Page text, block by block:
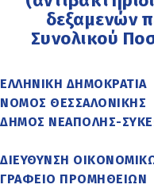
δεξαμενών
Συνολικού
ΕΛΛΗΝΙΚΗ ΔΗΜΟΚΡΑΤΙΑ
ΝΟΜΟΣ ΘΕΣΣΑΛΟΝΙΚΗΣ
ΔΗΜΟΣ ΝΕΑΠΟΛΗΣ-
ΔΙΕΥΘΥΝΣΗ
ΓΡΑΦΕΙΟ ΠΡΟΜΗΘΕΙΩΝ